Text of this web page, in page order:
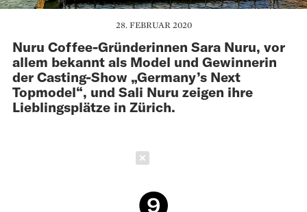
28. FEBRUAR 2020
Nuru Coffee-Gründerinnen Sara Nuru, vor
allem bekannt als Model und Gewinnerin
der Casting-Show „Germany’s Next
Topmodel“, und Sali Nuru zeigen ihre
Lieblingsplätze in Zürich.